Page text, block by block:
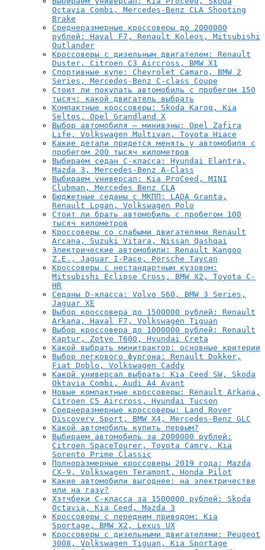
Octavia Combi, Mercedes-Benz CLA Shooting
Brake
Среднеразмерные кроссоверы до 2000000
рублей: Haval F7, Renault Koleos, Mitsubishi
Outlander
Кроссоверы с дизельным двигателем: Renault
Duster, Citroen C3 Aircross, BMW X1
Спортивные купе: Chevrolet Camaro, BMW 2
Series, Mercedes-Benz C-class Coupe
Стоит ли покупать автомобиль с пробегом 150
тысяч: какой двигатель выбрать
Компактные кроссоверы: Skoda Karoq, Kia
Seltos, Opel Grandland X
Выбор автомобиля – минивэны: Opel Zafira
Life, Volkswagen Multivan, Toyota Hiace
Какие детали придется менять у автомобиля с
пробегом 200 тысяч километров
Выбираем седан C-класса: Hyundai Elantra,
Mazda 3, Mercedes-Benz A-Class
Выбираем универсал: Kia ProCeed, MINI
Clubman, Mercedes Benz CLA
Бюджетные седаны с МКПП: LADA Granta,
Renault Logan, Volkswagen Polo
Стоит ли брать автомобиль с пробегом 100
тысяч километров
Кроссоверы со слабыми двигателями Renault
Arcana, Suzuki Vitara, Nissan Qashqai
Электрические автомобили: Renault Kangoo
Z.E., Jaguar I-Pace, Porsche Taycan
Кроссоверы с нестандартным кузовом:
Mitsubishi Eclipse Cross, BMW X2, Toyota C-
HR
Седаны D-класса: Volvo S60, BMW 3 Series,
Jaguar XE
Выбор кроссовера до 1500000 рублей: Renault
Arkana, Haval F7, Volkswagen Tiguan
Выбор кроссовера до 1000000 рублей: Renault
Kaptur, Zotye T600, Hyundai Creta
Какой выбрать минитрактор: основные критерии
Выбор легкового фургона: Renault Dokker,
Fiat Doblo, Volkswagen Caddy
Какой универсал выбрать: Kia Ceed SW, Skoda
Oktavia Combi, Audi A4 Avant
Новые компактные кроссоверы: Renault Arkana,
Citroen C5 Aircross, Hyundai Tucson
Среднеразмерные кроссоверы: Land Rover
Discovery Sport, BMW X4, Mercedes-Benz GLC
Какой автомобиль купить первым?
Выбираем автомобиль за 2000000 рублей:
Citroen SpaceTourer, Toyota Camry, Kia
Sorento Prime Classic
Полноразмерные кроссоверы 2019 года: Mazda
CX-9, Volkswagen Teramont, Honda Pilot
Какие автомобили выгоднее: на электричестве
или на газу?
Хэтчбеки C-класса за 1500000 рублей: Skoda
Octavia, Kia Ceed, Mazda 3
Кроссоверы с передним приводом: Kia
Sportage, BMW X2, Lexus UX
Кроссоверы с дизельными двигателями: Peugeot
3008, Volkswagen Tiguan, Kia Sportage